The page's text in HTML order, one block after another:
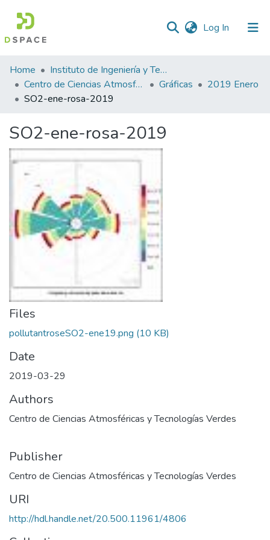
Log In (current)
Statistics
Home
Instituto de Ingeniería y Tecnología
Centro de Ciencias Atmosféricas y Tecnologías Verdes
Gráficas
2019 Enero
SO2-ene-rosa-2019
SO2-ene-rosa-2019
Files
pollutantroseSO2-ene19.png (10 KB)
Date
2019-03-29
Authors
Centro de Ciencias Atmosféricas y Tecnologías Verdes
Publisher
Centro de Ciencias Atmosféricas y Tecnologías Verdes
URI
http://hdl.handle.net/20.500.11961/4806